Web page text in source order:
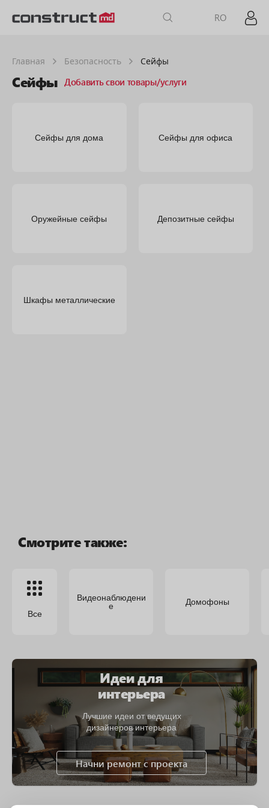
RO
Главная Безопасность Сейфы
Сейфы Добавить свои товары/услуги
Сейфы для дома Сейфы для офиса
Оружейные сейфы Депозитные сейфы
Шкафы металлические
Смотрите также:
Все
Видеонаблюдени
е Домофоны
Идеи для
интерьера
Лучшие идеи от ведущих
дизайнеров интерьера
Начни ремонт с проекта